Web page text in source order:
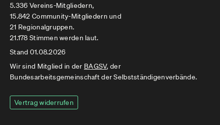
5.336 Vereins-Mitgliedern,
15.842 Community-Mitgliedern und
21 Regionalgruppen.
21.178 Stimmen werden laut.
Stand 01.08.2026
Wir sind Mitglied in der BAGSV, der
Bundesarbeitsgemeinschaft der Selbstständigenverbände.
Vertrag widerrufen